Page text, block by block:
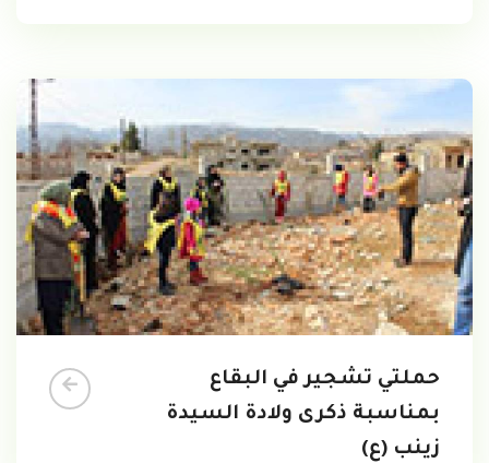
حملتي تشجير في البقاع
بمناسبة ذكرى ولادة السيدة
زينب (ع)